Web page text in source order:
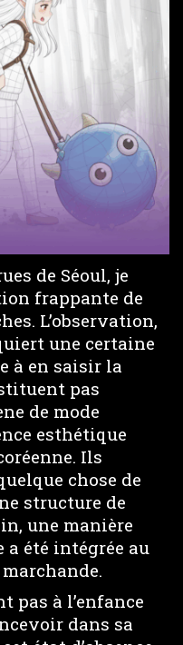
de Séoul, je
frappante de
L’observation,
une certaine
à en saisir la
pas
de mode
esthétique
Ils
chose de
structure de
une manière
a été intégrée au
pas à l’enfance
dans sa